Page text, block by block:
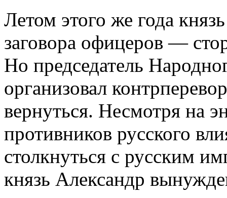
Летом этого же года
заговора офицеров —
Но председатель
организовал
вернуться. Несмотря на
противников русского
столкнуться с русским
князь Александр